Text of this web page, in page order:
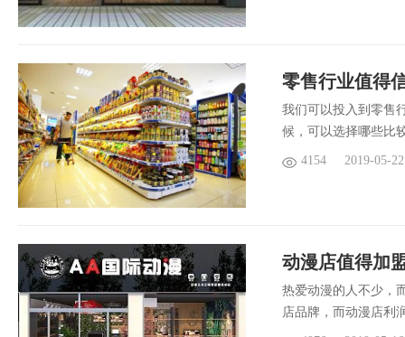
零售行业值得
我们可以投入到零售
候，可以选择哪些比
4154 2019-05-22
动漫店值得加
热爱动漫的人不少，
店品牌，而动漫店利